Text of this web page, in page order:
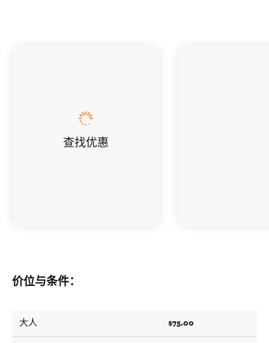
价位与条件：
大人 $75.00
查找优惠